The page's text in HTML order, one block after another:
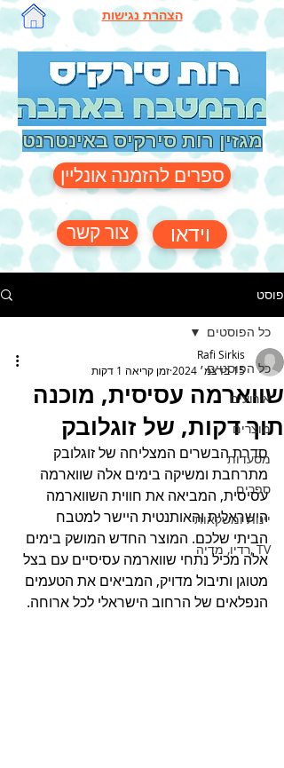
הצהרת נגישות
מגזין רות סירקיס באינטרנט
ספרים להזמנה אונליין
צור קשר וידאו
פוסט
כל הפוסטים
אירועים
מוצרים
מסעדות
ספרים
יינות ומשקאות
TV ,רדיו, מדיה
כל הפוסטים
שווארמה עסיסית, מוכנה
תוך דקות, של זוגלובק
Rafi Sirkis
15 בדצמ׳ 2024
זמן קריאה 1 דקות
סדרת הבשרים המצליחה של זוגלובק
מתרחבת ומשיקה בימים אלה שווארמה
עסיסית, המביאה את חווית השווארמה
הישראלית והאותנטית היישר למטבח
הביתי שלכם. המוצר החדש המושק בימים
אלה מכיל נתחי שווארמה עסיסיים עם בצל
מטוגן ותיבול מדויק, המביאים את הטעמים
הנפלאים של הרחוב הישראלי לכל ארוחה.